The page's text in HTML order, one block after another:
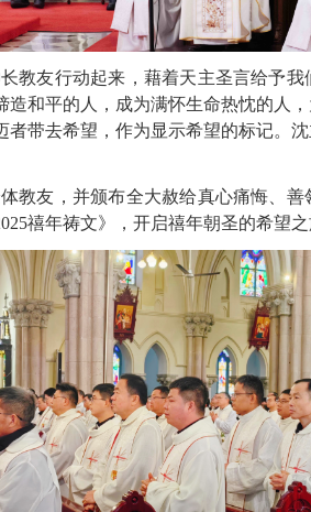
教友行动起来，藉着天主圣言给予
造和平的人，成为满怀生命热忱的人
者带去希望，作为显示希望的标记。
教友，并颁布全大赦给真心痛悔、善
禧年祷文》，开启禧年朝圣的希望之